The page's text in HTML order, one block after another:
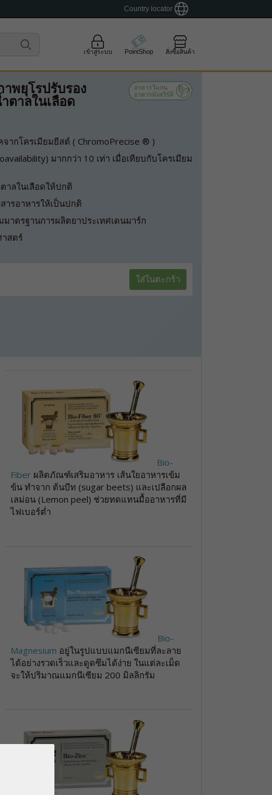
Country locator
เข้าสู่ระบบ PointShop สั่งซื้อสินค้า
พยุโรปรับรอง
ตาลในเลือด
อาหารวีแกน
อาหารมังสวิรัติ
ากโครเมียมยีสต์ ( ChromoPrecise ® )
มากกว่า 10 เท่า เมื่อเทียบกับโครเมียม
าลในเลือดให้ปกติ
ารอาหารให้เป็นปกติ
าตรฐานการผลิตยาประเทศเดนมาร์ก
าสตร์
ใส่ในตะกร้า
Bio-
Fiber ผลิตภัณฑ์เสริมอาหาร เส้นใยอาหารเข้ม
ข้น ทำจาก ต้นบีท (sugar beets) และเปลือกผล
เลม่อน (Lemon peel) ช่วยทดแทนมื้ออาหารที่มี
ไฟเบอร์ต่ำ
Bio-
Magnesium อยู่ในรูปแบบแมกนีเซียมที่ละลาย
ได้อย่างรวดเร็วและดูดซึมได้ง่าย ในแต่ละเม็ด
จะให้ปริมาณแมกนีเซียม 200 มิลลิกรัม